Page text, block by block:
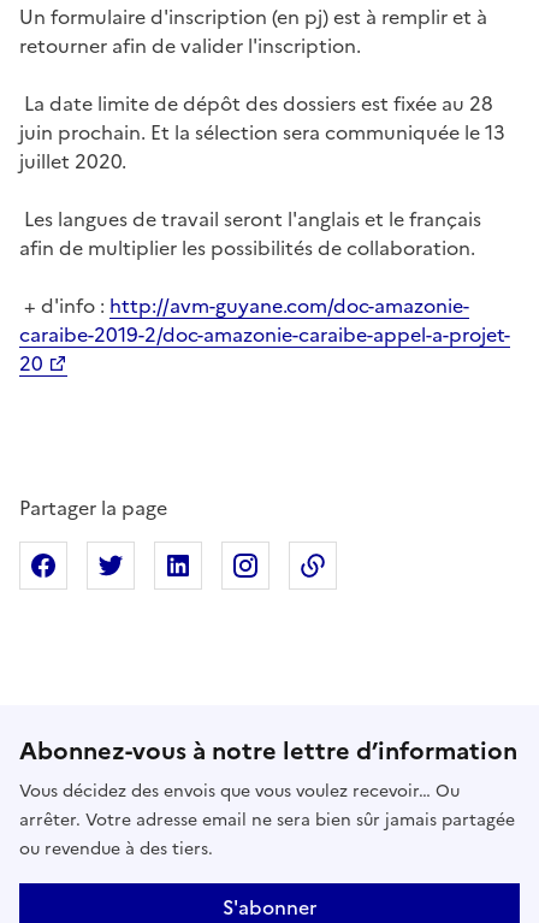
Un formulaire d'inscription (en pj) est à remplir et à
retourner afin de valider l'inscription.
La date limite de dépôt des dossiers est fixée au 28
juin prochain. Et la sélection sera communiquée le 13
juillet 2020.
Les langues de travail seront l'anglais et le français
afin de multiplier les possibilités de collaboration.
+ d'info : http://avm-guyane.com/doc-amazonie-
caraibe-2019-2/doc-amazonie-caraibe-appel-a-projet-
20
Partager la page
Partager sur Facebook
Partager sur XPartager sur Linkedin
Partager sur Instagram
Abonnez-vous à notre lettre d’information
Vous décidez des envois que vous voulez recevoir… Ou
arrêter. Votre adresse email ne sera bien sûr jamais partagée
ou revendue à des tiers.
S'abonner